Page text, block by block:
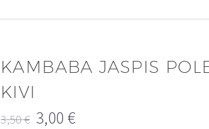
KAMBABA JASPIS
KIVI
3,50€ 3,00 €